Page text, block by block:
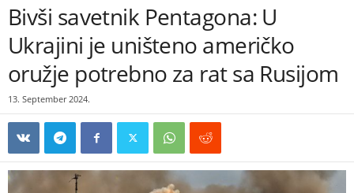
Bivši savetnik Pentagona: U
Ukrajini je uništeno američko
oružje potrebno za rat sa Rusijom
13. September 2024.